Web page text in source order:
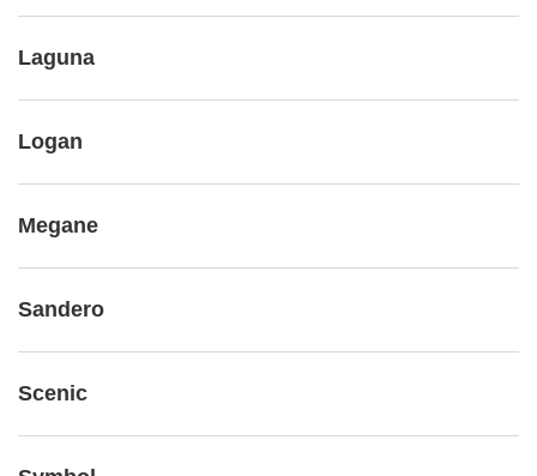
Laguna
Logan
Megane
Sandero
Scenic